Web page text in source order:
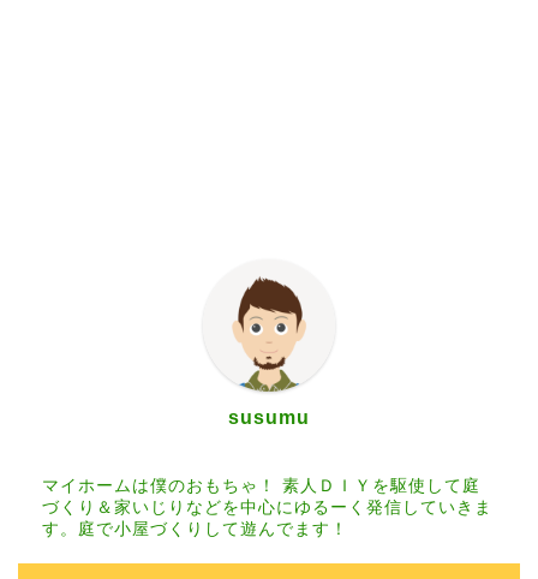
susumu
マイホームは僕のおもちゃ！ 素人ＤＩＹを駆使して庭
づくり＆家いじりなどを中心にゆるーく発信していきま
す。庭で小屋づくりして遊んでます！